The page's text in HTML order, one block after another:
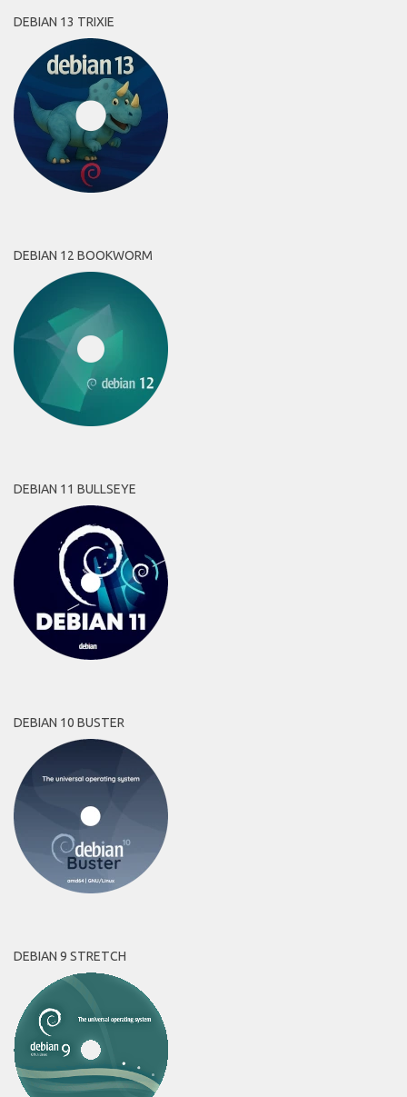
DEBIAN 13 TRIXIE
DEBIAN 12 BOOKWORM
DEBIAN 11 BULLSEYE
DEBIAN 10 BUSTER
DEBIAN 9 STRETCH